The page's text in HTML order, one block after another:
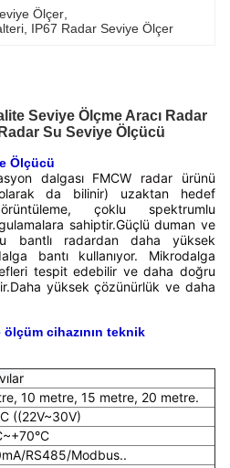
Ölçer
IP67 Radar Seviye Ölçer
Seviye Ölçme Aracı Radar
Su Seviye Ölçücü
Ölçücü
dalgası FMCW radar ürünü
da bilinir) uzaktan hedef
çoklu spektrumlu
sahiptir.Güçlü duman ve
bantlı radardan daha yüksek
bantı kullanıyor. Mikrodalga
tespit edebilir ve daha doğru
yüksek çözünürlük ve daha
ölçüm cihazının teknik
10 metre, 15 metre, 20 metre.
((22V~30V)
RS485/Modbus..